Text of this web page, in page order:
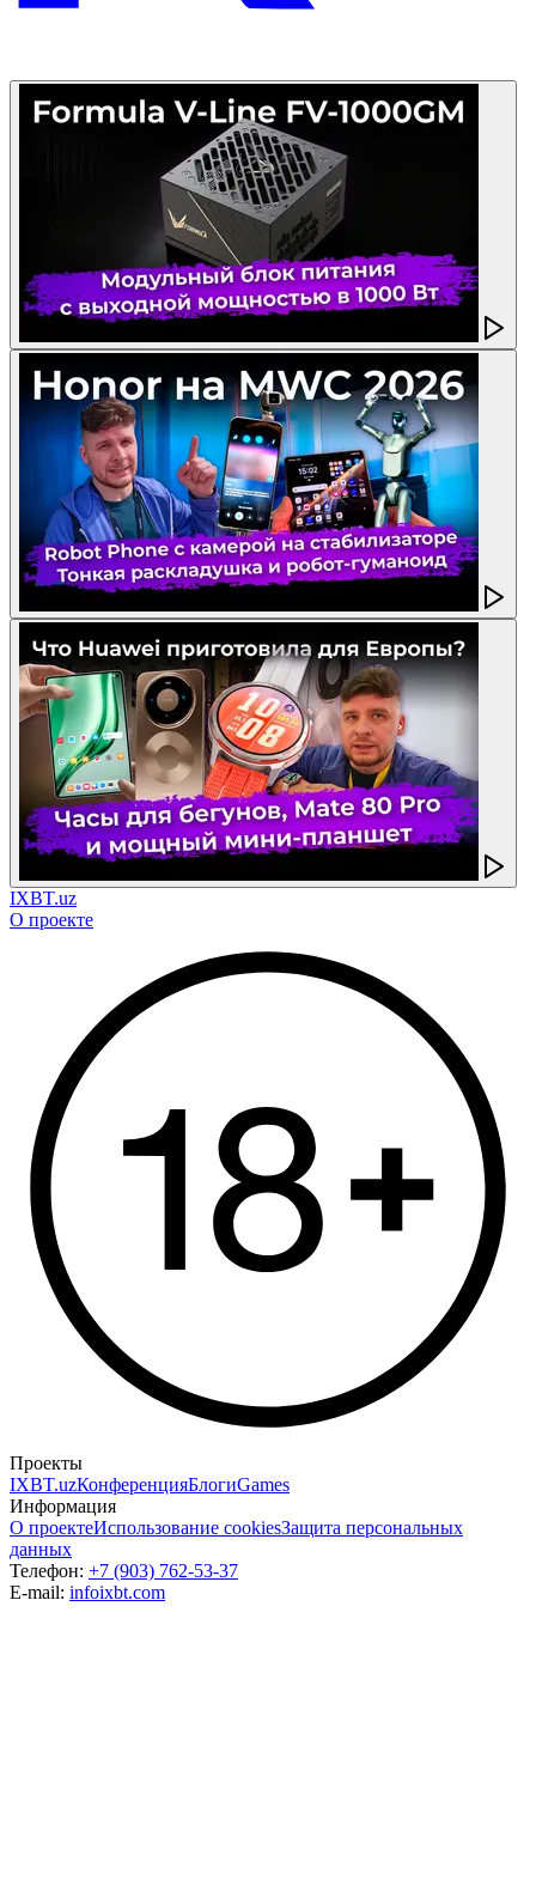
IXBT.uz
О проекте
Проекты
IXBT.uzКонференцияБлогиGames
Информация
О проектеИспользование cookiesЗащита персональных
данных
Телефон: +7 (903) 762-53-37
E-mail: infoixbt.com